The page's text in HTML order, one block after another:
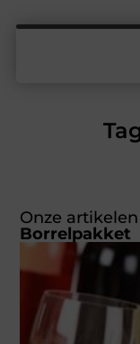
Onze
Borrelpakket